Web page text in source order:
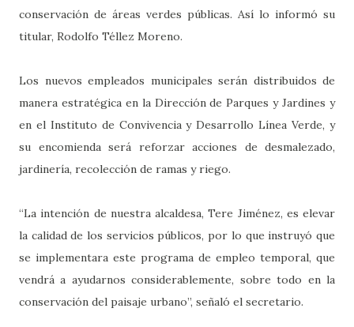
conservación de áreas verdes públicas. Así lo informó su
titular, Rodolfo Téllez Moreno.
Los nuevos empleados municipales serán distribuidos de
manera estratégica en la Dirección de Parques y Jardines y
en el Instituto de Convivencia y Desarrollo Línea Verde, y
su encomienda será reforzar acciones de desmalezado,
jardinería, recolección de ramas y riego.
“La intención de nuestra alcaldesa, Tere Jiménez, es elevar
la calidad de los servicios públicos, por lo que instruyó que
se implementara este programa de empleo temporal, que
vendrá a ayudarnos considerablemente, sobre todo en la
conservación del paisaje urbano”, señaló el secretario.